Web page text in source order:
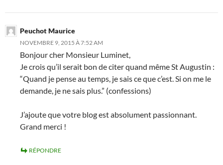
Peuchot Maurice
NOVEMBRE 9, 2015 À 7:52 AM
Bonjour cher Monsieur Luminet,
Je crois qu’il serait bon de citer quand même St Augustin :
“Quand je pense au temps, je sais ce que c’est. Si on me le
demande, je ne sais plus.” (confessions)
J’ajoute que votre blog est absolument passionnant.
Grand merci !
RÉPONDRE